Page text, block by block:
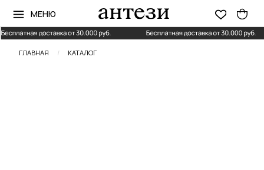
МЕНЮ
/
ГЛАВНАЯ КАТАЛОГ